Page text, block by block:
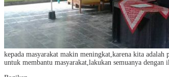
kepada masyarakat makin meningkat,karena kita
untuk membantu masyarakat,lakukan semuanya dengan